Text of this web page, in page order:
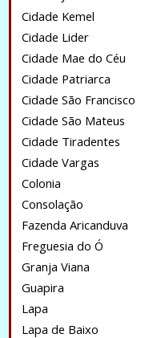
Cidade Kemel
Cidade Lider
Cidade Mae do Céu
Cidade Patriarca
Cidade São Francisco
Cidade São Mateus
Cidade Tiradentes
Cidade Vargas
Colonia
Consolação
Fazenda Aricanduva
Freguesia do Ó
Granja Viana
Guapira
Lapa
Lapa de Baixo